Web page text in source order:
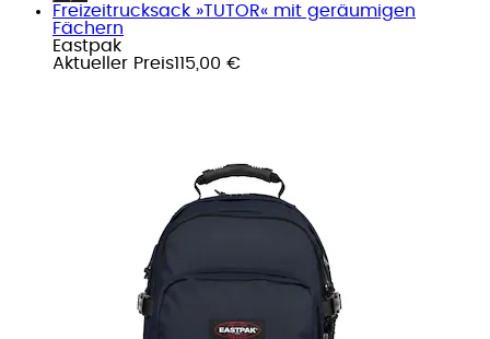
Freizeitrucksack »TUTOR« mit geräumigen
Fächern
Eastpak
Aktueller Preis115,00 €